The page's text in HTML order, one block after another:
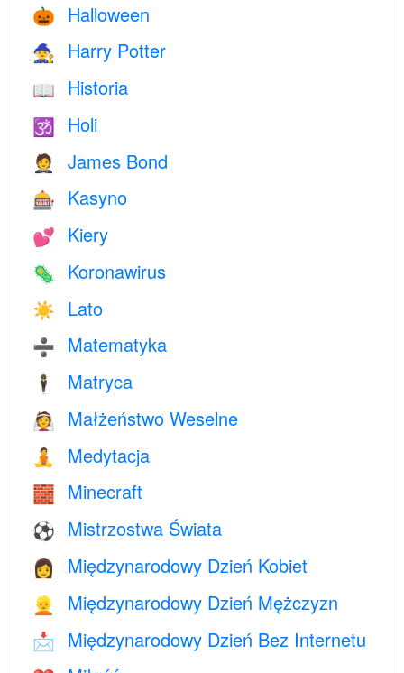
🎃 Halloween
🧙 Harry Potter
📖 Historia
🕉 Holi
🤵 James Bond
🎰 Kasyno
💕 Kiery
🦠 Koronawirus
☀️ Lato
➗ Matematyka
🕴️ Matryca
👰 Małżeństwo Weselne
🧘 Medytacja
🧱 Minecraft
⚽ Mistrzostwa Świata
👩 Międzynarodowy Dzień Kobiet
👱 Międzynarodowy Dzień Mężczyzn
📩 Międzynarodowy Dzień Bez Internetu